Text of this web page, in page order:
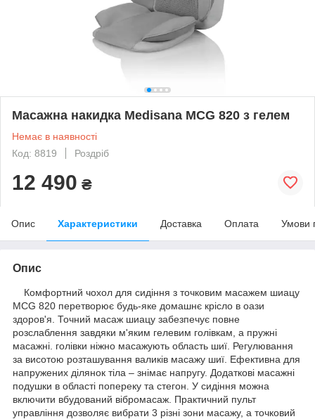
Масажна накидка Medisana MCG 820 з гелем
Немає в наявності
Код: 8819
Роздріб
12 490 ₴
Опис Характеристики Доставка Оплата Умови
Опис
Комфортний чохол для сидіння з точковим масажем шиацу
MCG 820 перетворює будь-яке домашнє крісло в оази
здоров'я. Точний масаж шиацу забезпечує повне
розслаблення завдяки м'яким гелевим голівкам, а пружні
масажні. голівки ніжно масажують область шиї. Регулювання
за висотою розташування валиків масажу шиї. Ефективна для
напружених ділянок тіла – знімає напругу. Додаткові масажні
подушки в області попереку та стегон. У сидіння можна
включити вбудований вібромасаж. Практичний пульт
управління дозволяє вибрати 3 різні зони масажу, а точковий